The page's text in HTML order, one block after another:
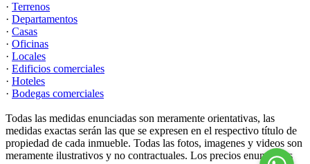
· Terrenos
· Departamentos
· Casas
· Oficinas
· Locales
· Edificios comerciales
· Hoteles
· Bodegas comerciales
Todas las medidas enunciadas son meramente orientativas, las
medidas exactas serán las que se expresen en el respectivo título de
propiedad de cada inmueble. Todas las fotos, imagenes y videos son
meramente ilustrativos y no contractuales. Los precios enunciados